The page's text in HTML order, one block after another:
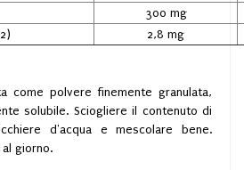
300 mg
2,8 mg
come polvere finemente granulata,
solubile. Sciogliere il contenuto di
d'acqua e mescolare bene.
giorno.